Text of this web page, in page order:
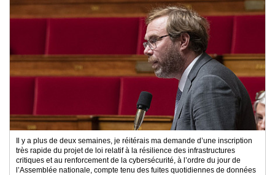
Il y a plus de deux semaines, je réitérais ma demande d’une inscription
très rapide du projet de loi relatif à la résilience des infrastructures
critiques et au renforcement de la cybersécurité, à l’ordre du jour de
l’Assemblée nationale, compte tenu des fuites quotidiennes de données